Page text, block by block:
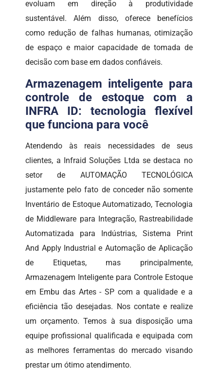
evoluam em direção à produtividade
sustentável. Além disso, oferece benefícios
como redução de falhas humanas, otimização
de espaço e maior capacidade de tomada de
decisão com base em dados confiáveis.
Armazenagem inteligente para
controle de estoque com a
INFRA ID: tecnologia flexível
que funciona para você
Atendendo às reais necessidades de seus
clientes, a Infraid Soluções Ltda se destaca no
setor de AUTOMAÇÃO TECNOLÓGICA
justamente pelo fato de conceder não somente
Inventário de Estoque Automatizado, Tecnologia
de Middleware para Integração, Rastreabilidade
Automatizada para Indústrias, Sistema Print
And Apply Industrial e Automação de Aplicação
de Etiquetas, mas principalmente,
Armazenagem Inteligente para Controle Estoque
em Embu das Artes - SP com a qualidade e a
eficiência tão desejadas. Nos contate e realize
um orçamento. Temos à sua disposição uma
equipe profissional qualificada e equipada com
as melhores ferramentas do mercado visando
prestar um ótimo atendimento.